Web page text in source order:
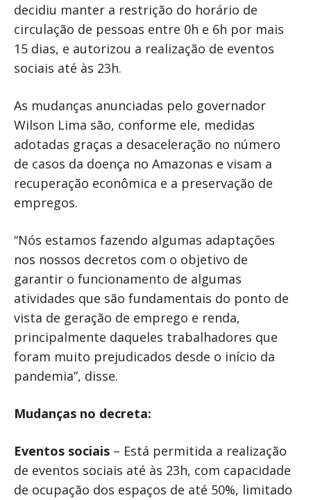
decidiu manter a restrição do horário de
circulação de pessoas entre 0h e 6h por mais
15 dias, e autorizou a realização de eventos
sociais até às 23h.
As mudanças anunciadas pelo governador
Wilson Lima são, conforme ele, medidas
adotadas graças a desaceleração no número
de casos da doença no Amazonas e visam a
recuperação econômica e a preservação de
empregos.
“Nós estamos fazendo algumas adaptações
nos nossos decretos com o objetivo de
garantir o funcionamento de algumas
atividades que são fundamentais do ponto de
vista de geração de emprego e renda,
principalmente daqueles trabalhadores que
foram muito prejudicados desde o início da
pandemia”, disse.
Mudanças no decreta:
Eventos sociais – Está permitida a realização
de eventos sociais até às 23h, com capacidade
de ocupação dos espaços de até 50%, limitado